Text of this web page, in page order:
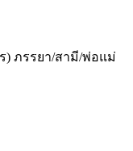
ร) ภรรยา/สามี/พ่อแม่